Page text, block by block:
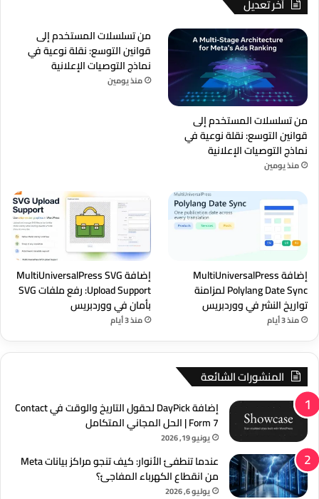
آخر تعديل
من تسلسلات المستخدم إلى
قوانين التوسع: نقلة نوعية في
نماذج التوصيات الإعلانية
منذ يومين
من تسلسلات المستخدم إلى
قوانين التوسع: نقلة نوعية في
نماذج التوصيات الإعلانية
منذ يومين
إضافة MultiUniversalPress
Polylang Date Sync لمزامنة
تواريخ النشر في ووردبريس
منذ 3 أيام
إضافة MultiUniversalPress SVG
Upload Support: رفع ملفات SVG
بأمان في ووردبريس
منذ 3 أيام
المنشورات الشائعة
إضافة DayPick لحقول التاريخ والوقت في Contact
Form 7 | الحل المجاني المتكامل
يونيو 19, 2026
عندما تنطفئ الأنوار: كيف تنجو مراكز بيانات Meta
من انقطاع الكهرباء المفاجئ؟
يوليو 6, 2026